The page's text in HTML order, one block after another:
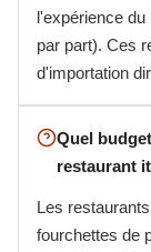
l'expérience
par part). Ces
d'importation
Quel
restaurant
Les
fourchettes de